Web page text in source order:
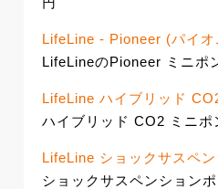
LifeLine - Pioneer (パイ
LifeLineのPioneer ミニポ
LifeLine ハイブリッド
ハイブリッド CO2 ミニポ
LifeLine ショックサスペ
ショックサスペンション